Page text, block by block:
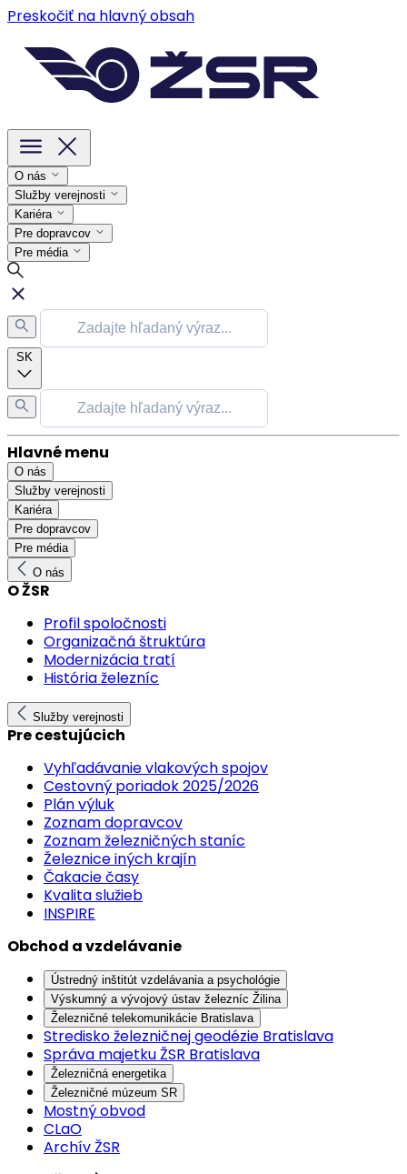
Preskočiť na hlavný obsah
O nás
Služby verejnosti
Kariéra
Pre dopravcov
Pre média
SK
Hlavné menu
O nás
Služby verejnosti
Kariéra
Pre dopravcov
Pre média
O nás
O ŽSR
Profil spoločnosti
Organizačná štruktúra
Modernizácia tratí
História železníc
Služby verejnosti
Pre cestujúcich
Vyhľadávanie vlakových spojov
Cestovný poriadok 2025/2026
Plán výluk
Zoznam dopravcov
Zoznam železničných staníc
Železnice iných krajín
Čakacie časy
Kvalita služieb
INSPIRE
Obchod a vzdelávanie
Ústredný inštitút vzdelávania a psychológie
Výskumný a vývojový ústav železníc Žilina
Železničné telekomunikácie Bratislava
Stredisko železničnej geodézie Bratislava
Správa majetku ŽSR Bratislava
Železničná energetika
Železničné múzeum SR
Mostný obvod
CLaO
Archív ŽSR